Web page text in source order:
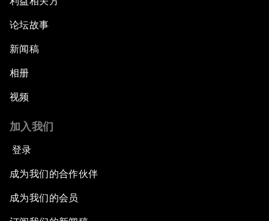
论坛故事
新闻稿
相册
视频
加入我们
登录
成为我们的合作伙伴
成为我们的会员